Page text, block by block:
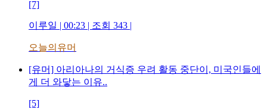
[7]
이루일 | 00:23 | 조회 343 |
오늘의유머
[유머] 아리아나의 거식증 우려 활동 중단이, 미국인들에
게 더 와닿는 이유..
[5]